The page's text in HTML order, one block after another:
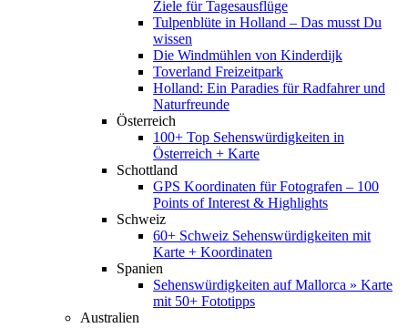
Ziele für Tagesausflüge
Tulpenblüte in Holland – Das musst Du
wissen
Die Windmühlen von Kinderdijk
Toverland Freizeitpark
Holland: Ein Paradies für Radfahrer und
Naturfreunde
Österreich
100+ Top Sehenswürdigkeiten in
Österreich + Karte
Schottland
GPS Koordinaten für Fotografen – 100
Points of Interest & Highlights
Schweiz
60+ Schweiz Sehenswürdigkeiten mit
Karte + Koordinaten
Spanien
Sehenswürdigkeiten auf Mallorca » Karte
mit 50+ Fototipps
Australien